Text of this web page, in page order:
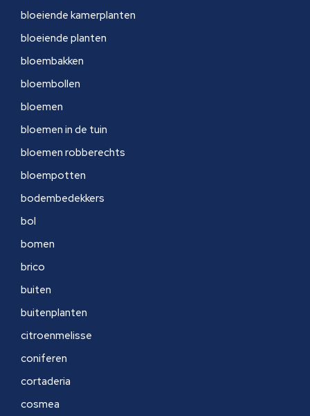
bloeiende kamerplanten
bloeiende planten
bloembakken
bloembollen
bloemen
bloemen in de tuin
bloemen robberechts
bloempotten
bodembedekkers
bol
bomen
brico
buiten
buitenplanten
citroenmelisse
coniferen
cortaderia
cosmea